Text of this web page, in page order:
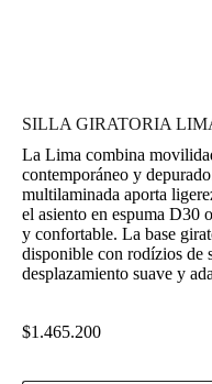
SILLA GIRATORIA
La Lima combina
contemporáneo y
multilaminada aporta
el asiento en espuma D30
y confortable. La base
disponible con rodízios de
desplazamiento suave y
$1.465.200